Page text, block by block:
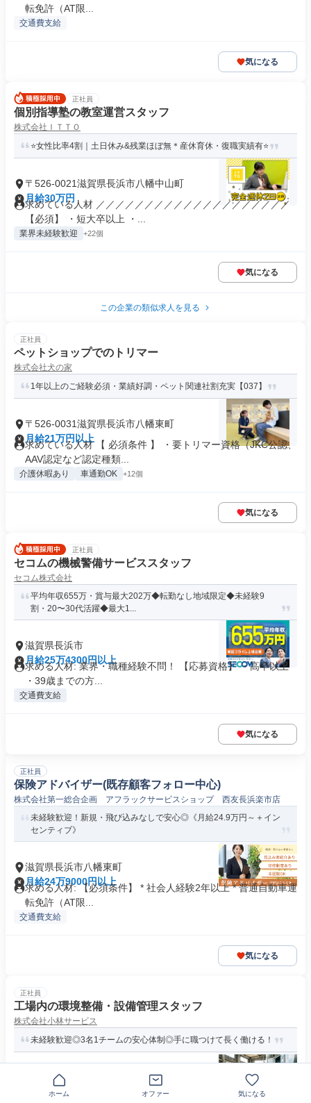
転免許（AT限...
交通費支給
気になる
正社員
個別指導塾の教室運営スタッフ
株式会社ＩＴＴＯ
⭐女性比率4割｜土日休み&残業ほぼ無＊産休育休・復職実績有⭐
〒526-0021滋賀県長浜市八幡中山町
月給30万円
求めている人材 ／／／／／／／／／／／／／／／／／／／／
【必須】 ・短大卒以上 ・...
業界未経験歓迎 +22個
気になる
この企業の類似求人を見る
正社員
ペットショップでのトリマー
株式会社犬の家
1年以上のご経験必須・業績好調・ペット関連社割充実【037】
〒526-0031滋賀県長浜市八幡東町
月給21万円以上
求めている人材 【 必須条件 】 ・要トリマー資格（JKC公認、
AAV認定など認定種類...
介護休暇あり 車通勤OK +12個
気になる
正社員
セコムの機械警備サービススタッフ
セコム株式会社
平均年収655万・賞与最大202万◆転勤なし地域限定◆未経験9
割・20〜30代活躍◆最大1...
滋賀県長浜市
月給25万4300円以上
求める人材: 業界・職種経験不問！ 【応募資格】 ・高卒以上
・39歳までの方...
交通費支給
気になる
正社員
保険アドバイザー(既存顧客フォロー中心)
株式会社第一総合企画 アフラックサービスショップ 西友長浜楽市店
未経験歓迎！新規・飛び込みなしで安心◎《月給24.9万円～＋イン
センティブ》
滋賀県長浜市八幡東町
月給24万9000円以上
求める人材: 【必須条件】 * 社会人経験2年以上 * 普通自動車運
転免許（AT限...
交通費支給
気になる
正社員
工場内の環境整備・設備管理スタッフ
株式会社小林サービス
未経験歓迎◎3名1チームの安心体制◎手に職つけて長く働ける！
〒526-0000滋賀県長浜市
月給25万円～30万円
求めている人材 ✅未経験歓迎 ✅学歴不問 ✅経験・資格不問 -
ホーム オファー 気になる